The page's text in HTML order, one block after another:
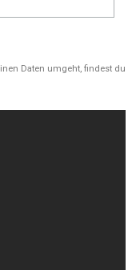
Daten umgeht, findest du